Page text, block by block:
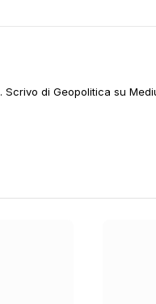
di Geopolitica su